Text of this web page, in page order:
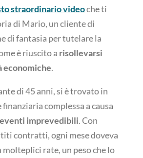
straordinario videoche ti
di Mario, un cliente di
di fantasia per tutelare la
è riuscito a risollevarsi
.
di 45 anni, si è trovato in
complessa a causa
eventi imprevedibili. Con
contratti, ogni mese doveva
molteplici rate, un peso che lo